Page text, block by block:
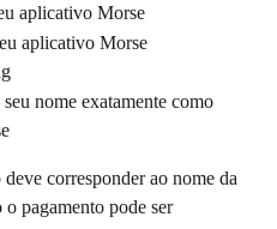
aplicativo Morse
aplicativo Morse
nome exatamente como
corresponder ao nome da
pagamento pode ser